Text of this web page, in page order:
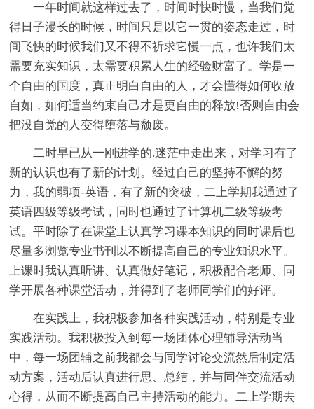
一年时间就这样过去了，时间时快时慢，当我们觉
得日子漫长的时候，时间只是以它一贯的姿态走过，时
间飞快的时候我们又不得不祈求它慢一点，也许我们太
需要充实知识，太需要积累人生的经验财富了。学是一
个自由的国度，真正明白自由的人，才会懂得如何收放
自如，如何适当约束自己才是更自由的释放!否则自由会
把没自觉的人变得堕落与颓废。
二时早已从一刚进学的.迷茫中走出来，对学习有了
新的认识也有了新的计划。经过自己的坚持不懈的努
力，我的弱项-英语，有了新的突破，二上学期我通过了
英语四级等级考试，同时也通过了计算机二级等级考
试。平时除了在课堂上认真学习课本知识的同时课后也
尽量多浏览专业书刊以不断提高自己的专业知识水平。
上课时我认真听讲、认真做好笔记，积极配合老师、同
学开展各种课堂活动，并得到了老师同学们的好评。
在实践上，我积极参加各种实践活动，特别是专业
实践活动。我积极投入到每一场团体心理辅导活动当
中，每一场团辅之前我都会与同学讨论交流然后制定活
动方案，活动后认真进行思、总结，并与同伴交流活动
心得，从而不断提高自己主持活动的能力。二上学期去